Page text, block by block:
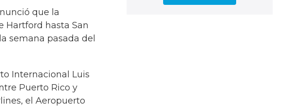
que la
Hartford hasta San
semana pasada del
Internacional Luis
Puerto Rico y
el Aeropuerto